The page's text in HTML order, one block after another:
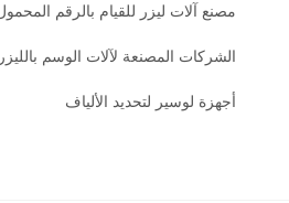
مصنع آلات ليزر للقيام بالرقم
الشركات المصنعة لآلات الوسم
أجهزة لوسير لتحديد الألياف